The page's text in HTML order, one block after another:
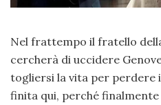
Nel frattempo il fratello
cercherà di uccidere
togliersi la vita per perdere
finita qui, perché finalmente